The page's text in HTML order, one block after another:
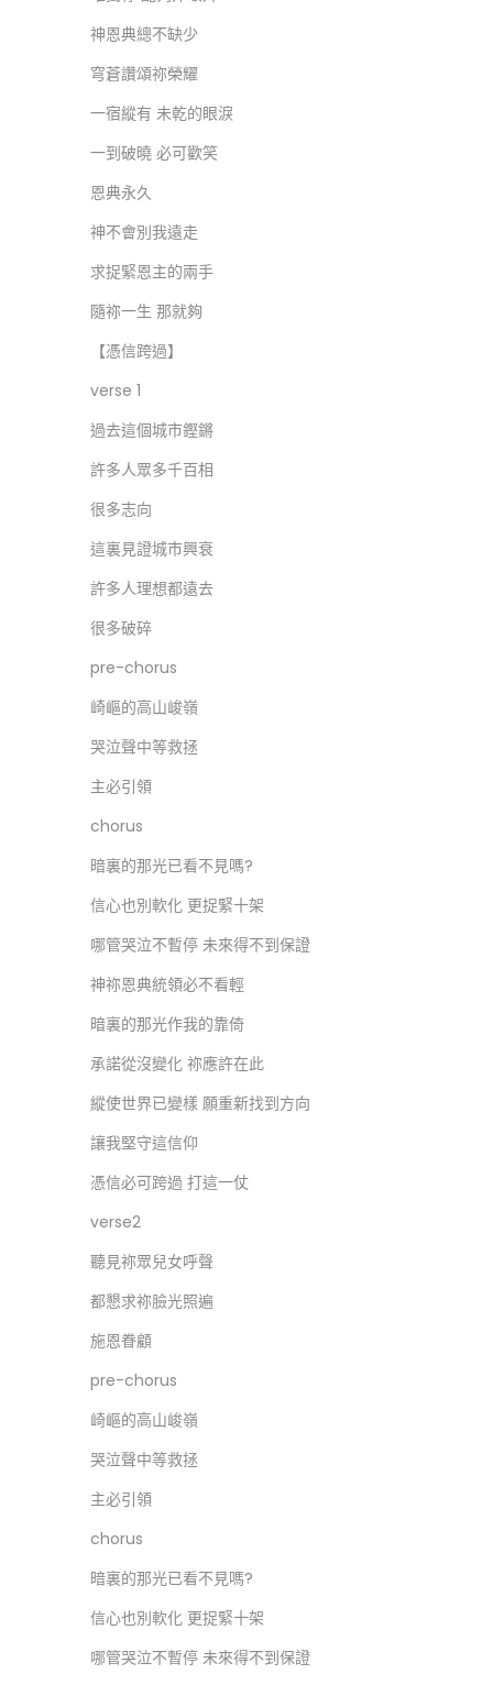
神恩典總不缺少
穹蒼讚頌祢榮耀
一宿縱有 未乾的眼淚
一到破曉 必可歡笑
恩典永久
神不會別我遠走
求捉緊恩主的兩手
隨祢一生 那就夠
【憑信跨過】
verse 1
過去這個城市鏗鏘
許多人眾多千百相
很多志向
這裏見證城市興衰
許多人理想都遠去
很多破碎
pre-chorus
崎嶇的高山峻嶺
哭泣聲中等救拯
主必引領
chorus
暗裏的那光已看不見嗎?
信心也別軟化 更捉緊十架
哪管哭泣不暫停 未來得不到保證
神祢恩典統領必不看輕
暗裏的那光作我的靠倚
承諾從沒變化 祢應許在此
縱使世界已變樣 願重新找到方向
讓我堅守這信仰
憑信必可跨過 打這一仗
verse2
聽見祢眾兒女呼聲
都懇求祢臉光照遍
施恩眷顧
pre-chorus
崎嶇的高山峻嶺
哭泣聲中等救拯
主必引領
chorus
暗裏的那光已看不見嗎?
信心也別軟化 更捉緊十架
哪管哭泣不暫停 未來得不到保證